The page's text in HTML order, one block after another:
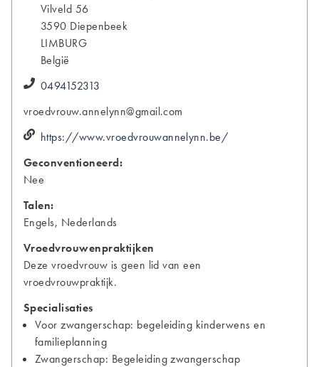
Vilveld 56
3590 Diepenbeek
LIMBURG
België
0494152313
vroedvrouw.annelynn@gmail.com
https://www.vroedvrouwannelynn.be/
Geconventioneerd:
Nee
Talen:
Engels, Nederlands
Vroedvrouwenpraktijken
Deze vroedvrouw is geen lid van een
vroedvrouwpraktijk.
Specialisaties
Voor zwangerschap: begeleiding kinderwens en
familieplanning
Zwangerschap: Begeleiding zwangerschap